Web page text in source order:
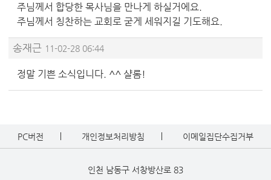
주님께서 합당한 목사님을 만나게 하실거에요.
주님께서 칭찬하는 교회로 굳게 세워지길 기도해요.
송재근 11-02-28 06:44
정말 기쁜 소식입니다. ^^ 샬롬!
PC버전 개인정보처리방침 이메일집단수집거부
인천 남동구 서창방산로 83